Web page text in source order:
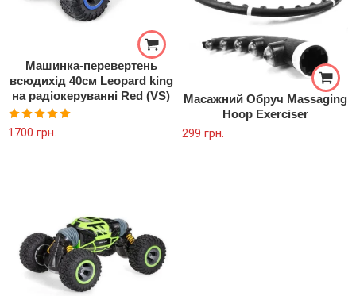
Машинка-перевертень
всюдихід 40см Leopard king
на радіокеруванні Red (VS)
Оцінено в
1700 грн.
Масажний Обруч Massaging
Hoop Exerciser
299 грн.